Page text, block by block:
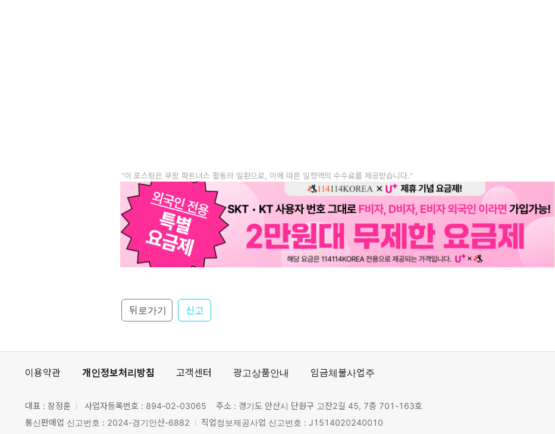
"이 포스팅은 쿠팡 파트너스 활동의 일환으로, 이에 따른 일정액의 수수료를 제공받습니다."
뒤로가기 신고
이용약관 개인정보처리방침 고객센터 광고상품안내 임금체불사업주
대표 : 장정훈 사업자등록번호 : 894-02-03065
주소 : 경기도 안산시 단원구 고잔2길 45, 7층 701-163호
통신판매업 신고번호 : 2024-경기안산-6882
직업정보제공사업 신고번호 : J1514020240010